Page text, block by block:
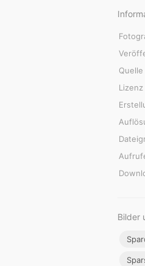
Quelle
Lizenz
Bilder